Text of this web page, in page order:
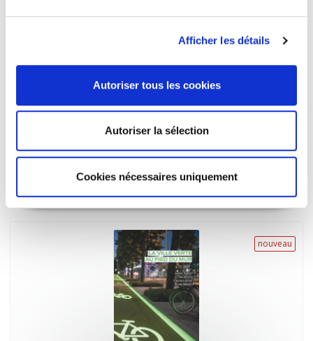
Afficher les détails
Autoriser tous les cookies
Autoriser la sélection
Cookies nécessaires uniquement
Revue française de sociologie 66-2, avril-juin
Varia
nouveau